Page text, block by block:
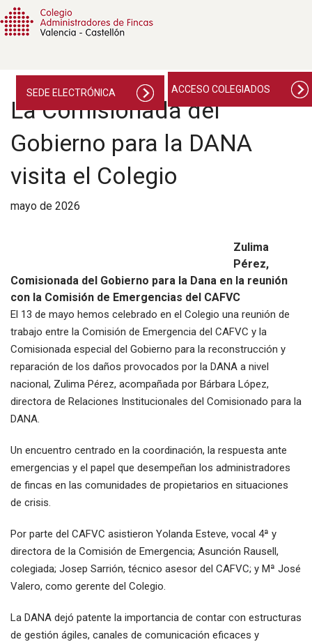
ACCESO COLEGIADOS
SEDE ELECTRÓNICA
La Comisionada del
Gobierno para la DANA
visita el Colegio
mayo de 2026
Zulima
Pérez,
Comisionada del Gobierno para la Dana en la reunión
con la Comisión de Emergencias del CAFVC
El 13 de mayo hemos celebrado en el Colegio una reunión de
trabajo entre la Comisión de Emergencia del CAFVC y la
Comisionada especial del Gobierno para la reconstrucción y
reparación de los daños provocados por la DANA a nivel
nacional, Zulima Pérez, acompañada por Bárbara López,
directora de Relaciones Institucionales del Comisionado para la
DANA.
Un encuentro centrado en la coordinación, la respuesta ante
emergencias y el papel que desempeñan los administradores
de fincas en las comunidades de propietarios en situaciones
de crisis.
Por parte del CAFVC asistieron Yolanda Esteve, vocal 4ª y
directora de la Comisión de Emergencia; Asunción Rausell,
colegiada; Josep Sarrión, técnico asesor del CAFVC; y Mª José
Valero, como gerente del Colegio.
La DANA dejó patente la importancia de contar con estructuras
de gestión ágiles, canales de comunicación eficaces y